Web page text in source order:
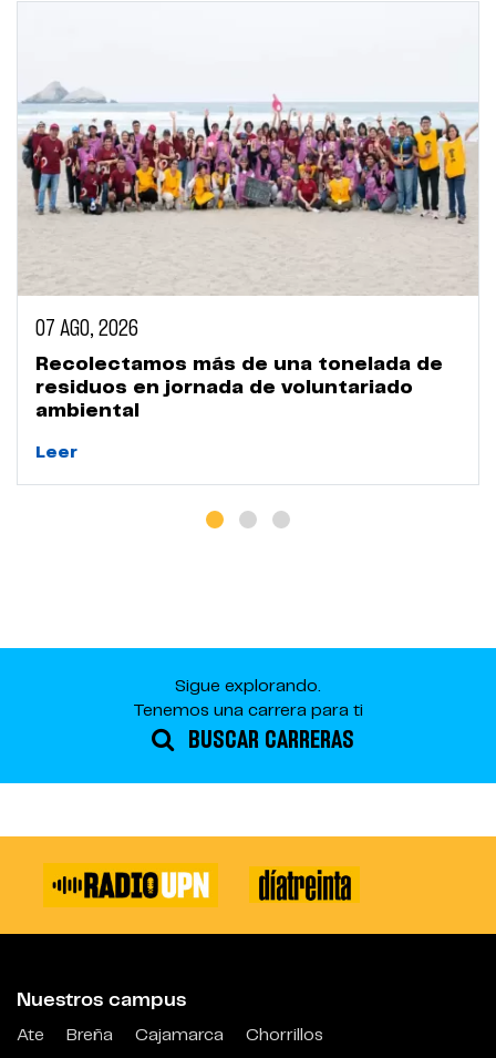
07 AGO, 2026
Recolectamos más de una tonelada de
residuos en jornada de voluntariado
ambiental
Leer
Sigue explorando.
Tenemos una carrera para ti
BUSCAR CARRERAS
Nuestros campus
Ate Breña Cajamarca
Chorrillos